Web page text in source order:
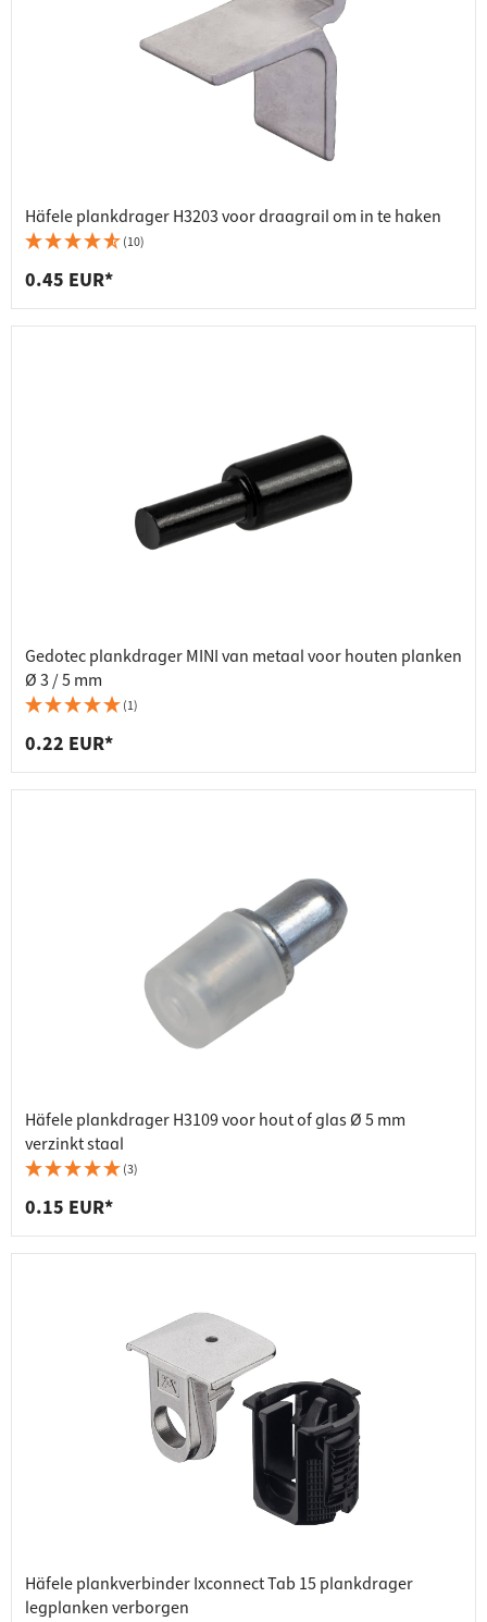
Häfele plankdrager H3203 voor draagrail om in te haken
(10)
0.45 EUR*
Gedotec plankdrager MINI van metaal voor houten planken
Ø 3 / 5 mm
(1)
0.22 EUR*
Häfele plankdrager H3109 voor hout of glas Ø 5 mm
verzinkt staal
(3)
0.15 EUR*
Häfele plankverbinder Ixconnect Tab 15 plankdrager
legplanken verborgen